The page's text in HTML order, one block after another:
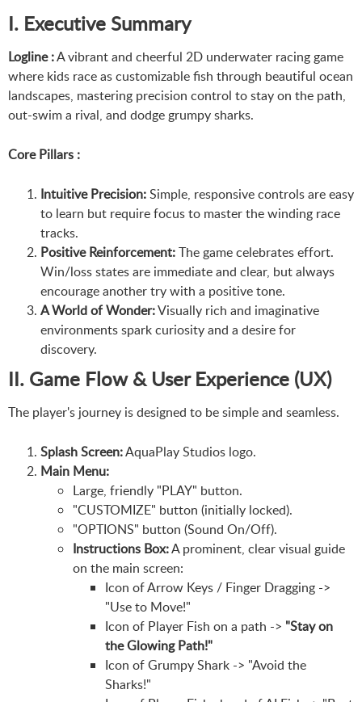
I. Executive Summary
Logline :A vibrant and cheerful 2D underwater racing game
where kids race as customizable fish through beautiful ocean
landscapes, mastering precision control to stay on the path,
out-swim a rival, and dodge grumpy sharks.
Core Pillars :
Intuitive Precision:Simple, responsive controls are easy
to learn but require focus to master the winding race
tracks.
Positive Reinforcement:The game celebrates effort.
Win/loss states are immediate and clear, but always
encourage another try with a positive tone.
A World of Wonder:Visually rich and imaginative
environments spark curiosity and a desire for
discovery.
II. Game Flow & User Experience (UX)
The player's journey is designed to be simple and seamless.
Splash Screen:AquaPlay Studios logo.
Main Menu:
Large, friendly "PLAY" button.
"CUSTOMIZE" button (initially locked).
"OPTIONS" button (Sound On/Off).
Instructions Box:A prominent, clear visual guide
on the main screen:
Icon of Arrow Keys / Finger Dragging ->
"Use to Move!"
Icon of Player Fish on a path -> "Stay on
the Glowing Path!"
Icon of Grumpy Shark -> "Avoid the
Sharks!"